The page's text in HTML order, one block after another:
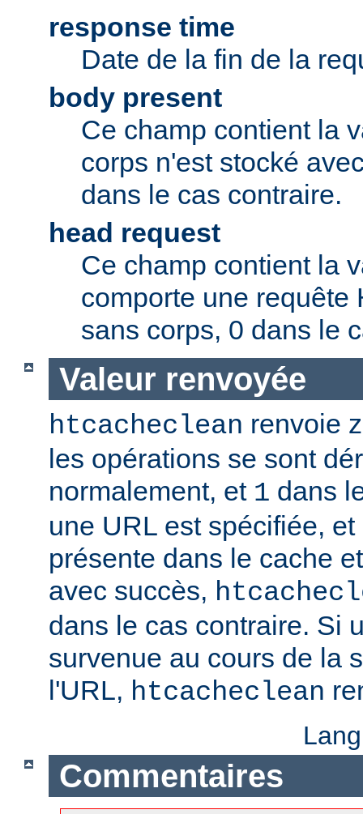
response time
Date de la fin de la
body present
Ce champ contient la
corps n'est stocké
dans le cas contraire.
head request
Ce champ contient la
comporte une requête
sans corps, 0 dans le
Valeur renvoyée
htcacheclean renvoie
les opérations se sont
normalement, et 1 dans
une URL est spécifiée,
présente dans le cache
avec succès,
dans le cas contraire. Si
survenue au cours de la
l'URL, htcacheclean
Commentaires